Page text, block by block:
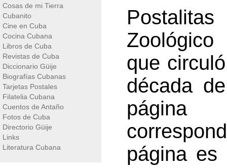
Cosas de mi Tierra
Cubanito
Cine en Cuba
Cocina Cubana
Libros de Cuba
Revistas de Cuba
Diccionario Güije
Biografías Cubanas
Tarjetas Postales
Filatelia Cubana
Cuentos de Antaño
Fotos de Cuba
Directorio Güije
Links
Literatura Cubana
que
década
página